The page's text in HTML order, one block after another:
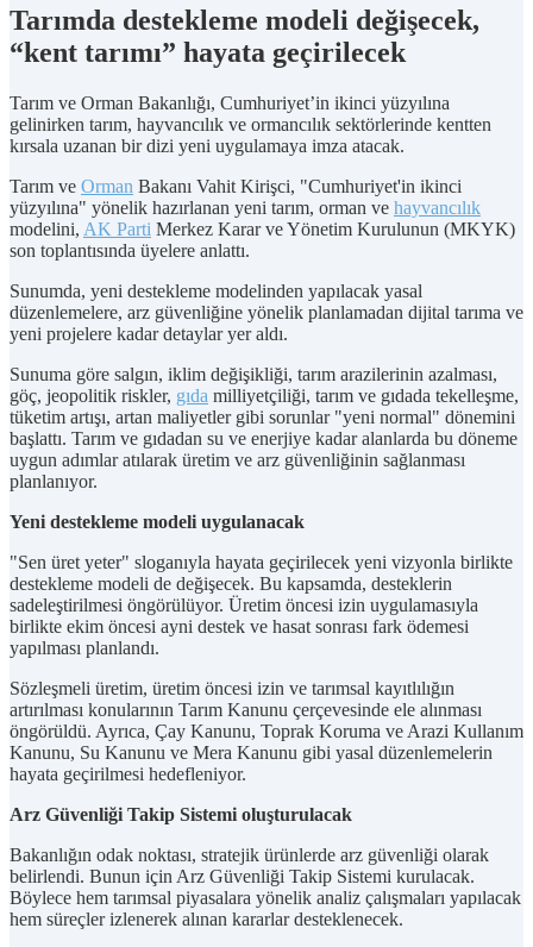
Tarımda destekleme modeli değişecek,
“kent tarımı” hayata geçirilecek
Tarım ve Orman Bakanlığı, Cumhuriyet’in ikinci yüzyılına
gelinirken tarım, hayvancılık ve ormancılık sektörlerinde kentten
kırsala uzanan bir dizi yeni uygulamaya imza atacak.
Tarım ve Orman Bakanı Vahit Kirişci, "Cumhuriyet'in ikinci
yüzyılına" yönelik hazırlanan yeni tarım, orman ve hayvancılık
modelini, AK Parti Merkez Karar ve Yönetim Kurulunun (MKYK)
son toplantısında üyelere anlattı.
Sunumda, yeni destekleme modelinden yapılacak yasal
düzenlemelere, arz güvenliğine yönelik planlamadan dijital tarıma ve
yeni projelere kadar detaylar yer aldı.
Sunuma göre salgın, iklim değişikliği, tarım arazilerinin azalması,
göç, jeopolitik riskler, gıda milliyetçiliği, tarım ve gıdada tekelleşme,
tüketim artışı, artan maliyetler gibi sorunlar "yeni normal" dönemini
başlattı. Tarım ve gıdadan su ve enerjiye kadar alanlarda bu döneme
uygun adımlar atılarak üretim ve arz güvenliğinin sağlanması
planlanıyor.
Yeni destekleme modeli uygulanacak
"Sen üret yeter" sloganıyla hayata geçirilecek yeni vizyonla birlikte
destekleme modeli de değişecek. Bu kapsamda, desteklerin
sadeleştirilmesi öngörülüyor. Üretim öncesi izin uygulamasıyla
birlikte ekim öncesi ayni destek ve hasat sonrası fark ödemesi
yapılması planlandı.
Sözleşmeli üretim, üretim öncesi izin ve tarımsal kayıtlılığın
artırılması konularının Tarım Kanunu çerçevesinde ele alınması
öngörüldü. Ayrıca, Çay Kanunu, Toprak Koruma ve Arazi Kullanım
Kanunu, Su Kanunu ve Mera Kanunu gibi yasal düzenlemelerin
hayata geçirilmesi hedefleniyor.
Arz Güvenliği Takip Sistemi oluşturulacak
Bakanlığın odak noktası, stratejik ürünlerde arz güvenliği olarak
belirlendi. Bunun için Arz Güvenliği Takip Sistemi kurulacak.
Böylece hem tarımsal piyasalara yönelik analiz çalışmaları yapılacak
hem süreçler izlenerek alınan kararlar desteklenecek.